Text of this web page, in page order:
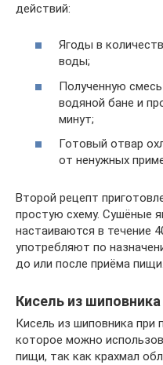
действий:
Ягоды в
воды;
Полученную
водяной бане и
минут;
Готовый отвар
от ненужных
Второй рецепт
простую схему. Сушёные
настаиваются в течение
употребляют по
до или после приёма пищи.
Кисель из шиповника
Кисель из шиповника при
которое можно
пищи, так как крахмал